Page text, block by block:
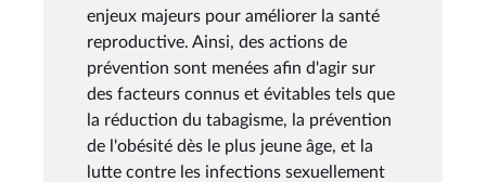
enjeux majeurs pour améliorer la santé
reproductive. Ainsi, des actions de
prévention sont menées afin d'agir sur
des facteurs connus et évitables tels que
la réduction du tabagisme, la prévention
de l'obésité dès le plus jeune âge, et la
lutte contre les infections sexuellement